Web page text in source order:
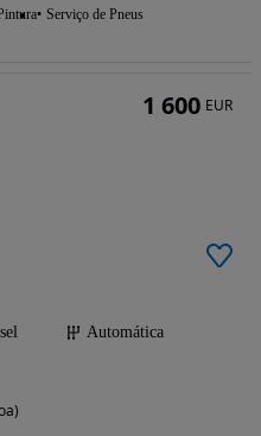
Serviço de Pneus
Automática
1 600 EUR